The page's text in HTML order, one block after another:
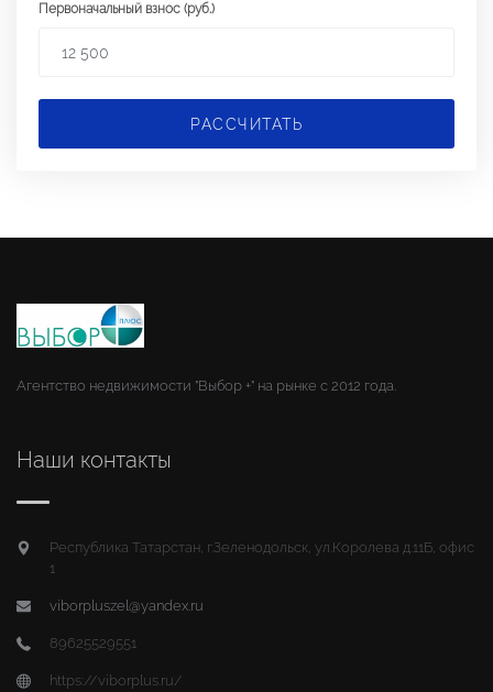
Первоначальный взнос (руб.)
РАССЧИТАТЬ
Агентство недвижимости "Выбор +" на рынке с 2012 года.
Наши контакты
Республика Татарстан, г.Зеленодольск, ул.Королева д.11Б, офис
1
viborpluszel@yandex.ru
89625529551
https://viborplus.ru/